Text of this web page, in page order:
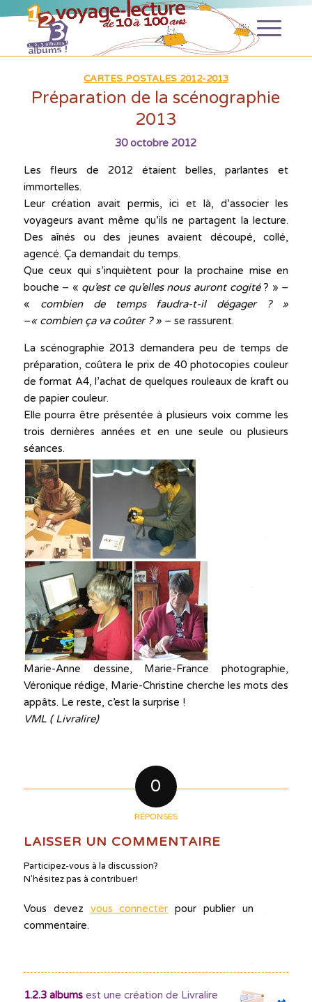
CARTES POSTALES 2012-2013
Préparation de la scénographie
2013
30 octobre 2012
Les fleurs de 2012 étaient belles, parlantes et
immortelles.
Leur création avait permis, ici et là, d’associer les
voyageurs avant même qu’ils ne partagent la lecture.
Des aînés ou des jeunes avaient découpé, collé,
agencé. Ça demandait du temps.
Que ceux qui s’inquiètent pour la prochaine mise en
bouche – « qu’est ce qu’elles nous auront cogité? » –
« combien de temps faudra-t-il dégager ? »
–« combien ça va coûter ? »– se rassurent.
La scénographie 2013 demandera peu de temps de
préparation, coûtera le prix de 40 photocopies couleur
de format A4, l’achat de quelques rouleaux de kraft ou
de papier couleur.
Elle pourra être présentée à plusieurs voix comme les
trois dernières années et en une seule ou plusieurs
séances.
Marie-Anne dessine, Marie-France photographie,
Véronique rédige, Marie-Christine cherche les mots des
appâts. Le reste, c’est la surprise !
VML ( Livralire)
0
RÉPONSES
LAISSER UN COMMENTAIRE
Participez-vous à la discussion?
N'hésitez pas à contribuer!
Vous devez vous connecter pour publier un
commentaire.
1.2.3 albumsest une création de Livralire